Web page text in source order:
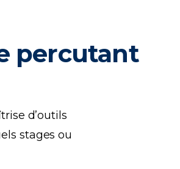
percutant
d’outils
stages ou